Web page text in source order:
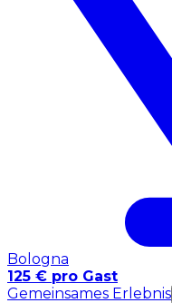
Bologna
125 € pro Gast
Gemeinsames Erlebnis